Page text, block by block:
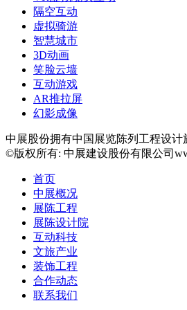
隔空互动
虚拟骑游
智慧城市
3D动画
笑脸云墙
互动游戏
AR推拉屏
幻影成像
中展股份拥有中国展览陈列工程设
©版权所有: 中展建设股份有限公司
首页
中展概况
展陈工程
展陈设计院
互动科技
文旅产业
装饰工程
合作动态
联系我们